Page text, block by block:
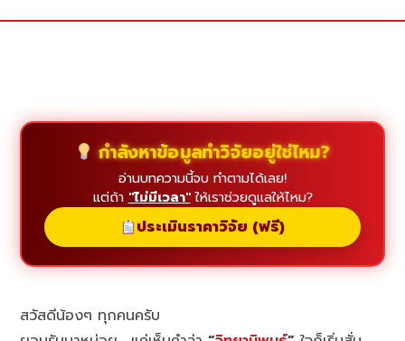
กำลังหาข้อมูลทำวิจัยอยู่ใช่ไหม?
อ่านบทความนี้จบ ทำตามได้เลย!
แต่ถ้า "ไม่มีเวลา"ให้เราช่วยดูแลให้ไหม?
ประเมินราคาวิจัย (ฟรี)
สวัสดีน้องๆ ทุกคนครับ